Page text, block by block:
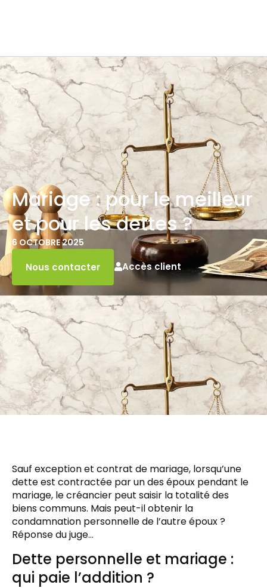
Mariage : pour le meilleur
et pour les dettes ?
6 OCTOBRE 2025
Nous contacter Accès client
Sauf exception et contrat de mariage, lorsqu’une
dette est contractée par un des époux pendant le
mariage, le créancier peut saisir la totalité des
biens communs. Mais peut-il obtenir la
condamnation personnelle de l’autre époux ?
Réponse du juge…
Dette personnelle et mariage :
qui paie l’addition ?